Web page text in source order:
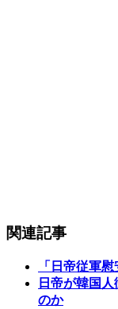
関連記事
「日帝従軍
日帝が韓国
のか